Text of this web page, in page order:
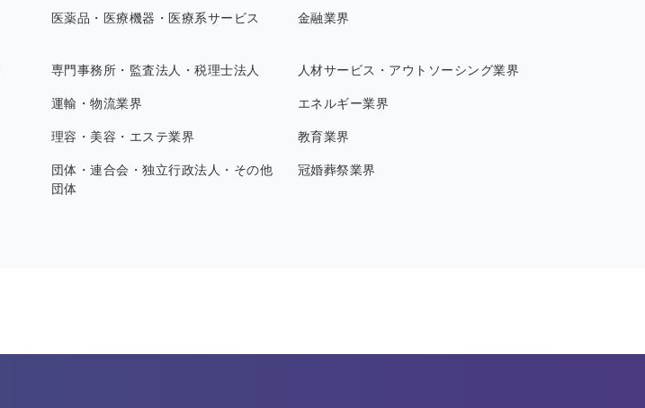
医薬品・医療機器・医療系サービス 金融業界
専門事務所・監査法人・税理士法人 人材サービス・アウトソーシング業界
運輸・物流業界 エネルギー業界
理容・美容・エステ業界 教育業界
団体・連合会・独立行政法人・その他
団体
冠婚葬祭業界